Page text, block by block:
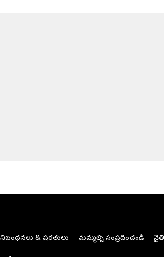
నిబంధనలు & షరతులు మమ్మల్ని సంప్రదించండి